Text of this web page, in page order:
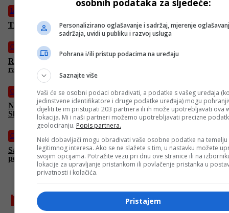
Izdvojeno
Trump zaprijetio: “Iran ima 48 sati prije nego počne pakao”
Crna hronika
Ruski napadi dronovima na Ukrajinu: Pet mrtvih, najmanje 30
ranjenih
Crna hronika
Nova nesreća u Sarajevu: Sudar autobusa i automobila na
Skenderiji, kolaps sve veći
Crna hronika
Saobraćajna nesreća na Alipašinom Polju: Sudar putničkog i
policijskog vozila
najnovije
Personalizirano oglašavanje i sadržaj, mjerenje
sadržaja, uvidi u publiku i razvoj usluga
Pohrana i/ili pristup podacima na uređaju
Saznajte više
Vaši će se osobni podaci obrađivati, a podatke s vašeg uređaja
jedinstvene identifikatore i druge podatke uređaja) mogu
dijeliti te im pristupati 203 partnera ili ih može upotrebljavati ova
lokacija. Mi i naši partneri možemo upotrebljavati precizne
geolociranju. Popis partnera.
Neki dobavljači mogu obrađivati vaše osobne podatke na temelju
legitimnog interesa. Ako se ne slažete s tim, u nastavku možete
svojim opcijama. Potražite vezu pri dnu ove stranice ili na
lokacije za upravljanje pristankom ili povlačenje pristanka u
privatnosti i kolačića.
Pristajem